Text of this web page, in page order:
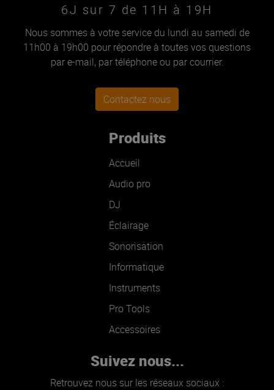
6J sur 7 de 11H à 19H
Nous sommes à votre service du lundi au samedi de
11h00 à 19h00 pour répondre à toutes vos questions
par e-mail, par téléphone ou par courrier.
Contactez nous
Produits
Accueil
Audio pro
DJ
Éclairage
Sonorisation
Informatique
Instruments
Pro Tools
Accessoires
Suivez nous...
Retrouvez nous sur les réseaux sociaux :